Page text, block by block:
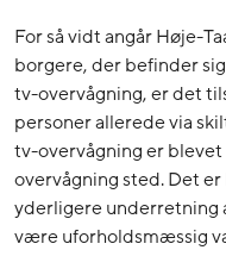
For så vidt angår Høje-
borgere, der befinder
tv-overvågning, er det
personer allerede via
tv-overvågning er
overvågning sted. Det
yderligere underretning
være uforholdsmæssig